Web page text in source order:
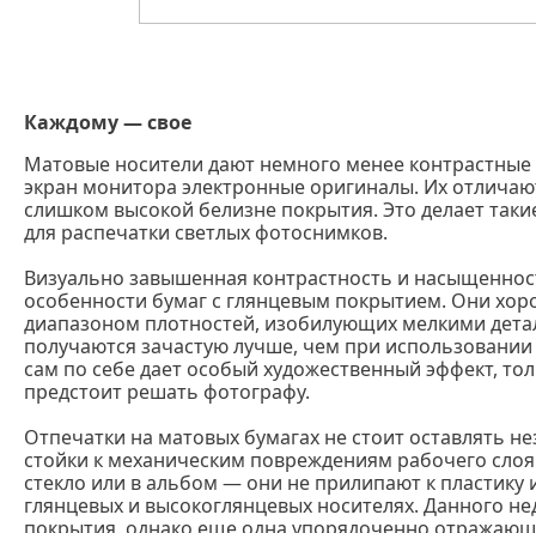
Каждому — свое
Матовые носители дают немного менее
экран монитора электронные оригиналы. Их
слишком высокой белизне покрытия. Это делает
для распечатки светлых фотоснимков.
Визуально завышенная контрастность и
особенности бумаг с глянцевым покрытием. Они
диапазоном плотностей, изобилующих мелкими
получаются зачастую лучше, чем при
сам по себе дает особый художественный эффект,
предстоит решать фотографу.
Отпечатки на матовых бумагах не стоит оставлять
стойки к механическим повреждениям рабочего
стекло или в альбом — они не прилипают к пластику
глянцевых и высокоглянцевых носителях. Данного
покрытия, однако еще одна упорядоченно